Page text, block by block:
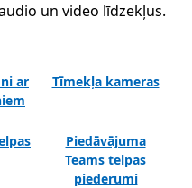
un video līdzekļus.
ar
Tīmekļa kameras
Piedāvājuma
Teams telpas
piederumi